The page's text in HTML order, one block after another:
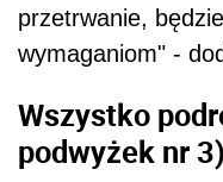
przetrwanie,
wymaganiom" -
Wszystko
podwyżek nr 3)